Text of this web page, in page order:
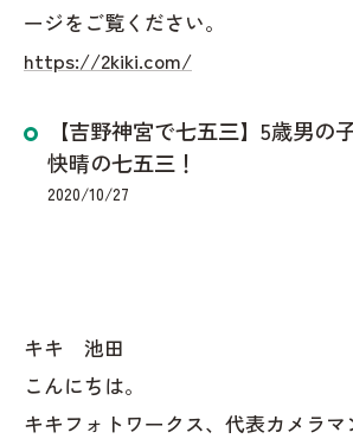
【吉野神宮で七五三】5歳男の
快晴の七五三！
2020/10/27
キキ 池田
こんにちは。
キキフォトワークス、代表カメラ
ージをご覧ください。
https://2kiki.com/